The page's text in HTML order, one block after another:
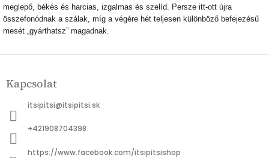
meglepő, békés és harcias, izgalmas és szelíd. Persze itt-ott újra
összefonódnak a szálak, míg a végére hét teljesen különböző befejezésű
mesét „gyárthatsz” magadnak.
L
bKapcsolat
itsipitsi@itsipitsi.sk
+421908704398
https://www.facebook.com/itsipitsishop